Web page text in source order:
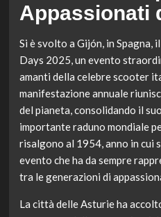
Appassionati
Si è svolto a Gijón, in
Days 2025, un evento
amanti della celebre scooter
manifestazione annuale
del pianeta, consolidando il
importante raduno mondiale
risalgono al 1954, anno in cui
evento che ha da sempre
tra le generazioni di
La città delle Asturie ha